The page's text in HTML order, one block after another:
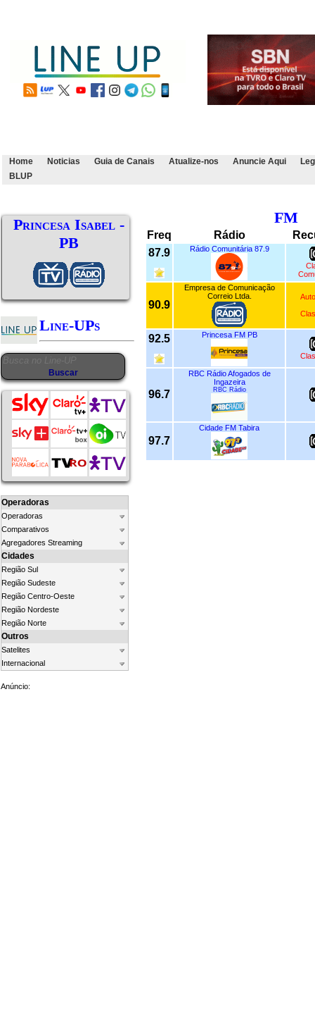
Home Noticias Guia de Canais Atualize-nos Anuncie Aqui
BLUP
Princesa Isabel -
PB
Line-UPs
Operadoras
Operadoras
Comparativos
Agregadores Streaming
Cidades
Região Sul
Região Sudeste
Região Centro-Oeste
Região Nordeste
Região Norte
Outros
Satelites
Internacional
Anúncio:
FM
Freq Rádio
87.9
Rádio Comunitária 87.9
90.9
Empresa de Comunicação
Correio Ltda.
92.5 Princesa FM PB
96.7
RBC Rádio Afogados de
Ingazeira
RBC Rádio
97.7
Cidade FM Tabira